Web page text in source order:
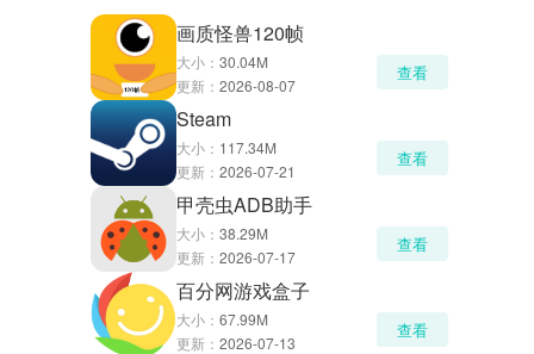
画质怪兽120帧
大小： 30.04M
更新： 2026-08-07
查看
Steam
大小： 117.34M
更新： 2026-07-21
查看
甲壳虫ADB助手
大小： 38.29M
更新： 2026-07-17
查看
百分网游戏盒子
大小： 67.99M
更新： 2026-07-13
查看